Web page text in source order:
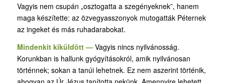
Vagyis nem csupán „osztogatta a szegényeknek”, hanem
maga készítette: az özvegyasszonyok mutogatták Péternek
az ingeket és más ruhadarabokat.
Mindenkit kiküldött — Vagyis nincs nyilvánosság.
Korunkban is hallunk gyógyításokról, amik nyilvánosan
történnek; sokan a tanúi lehetnek. Ez nem aszerint történik,